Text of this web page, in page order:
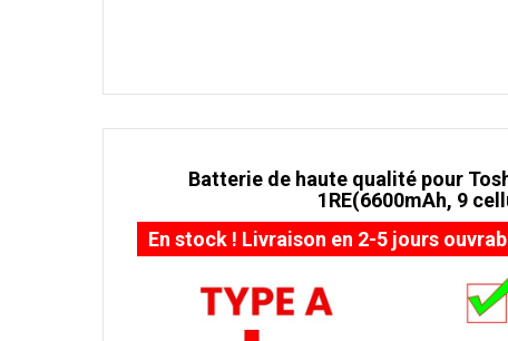
Batterie de haute qualité pour
1RE(6600mAh, 9
En stock ! Livraison en 2-5 jours